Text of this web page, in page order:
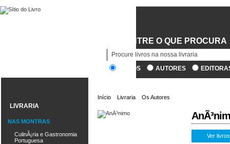
ENCONTRE O QUE PROCURA
LIVROS AUTORES
LIVRARIA
NAS MONTRAS
CulinÃ¡ria e Gastronomia
Portuguesa
Início Livraria Os Autores
Ver